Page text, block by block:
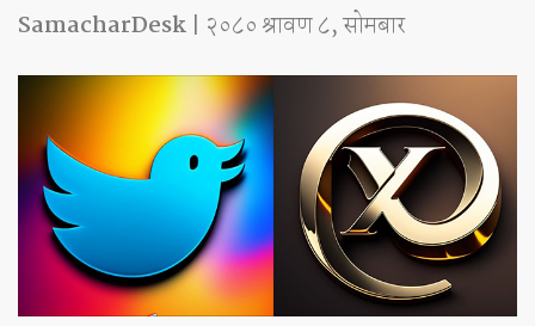
SamacharDesk | २०८० श्रावण ८, सोमबार